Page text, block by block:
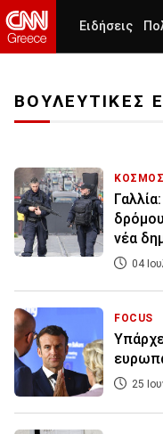
Ειδήσεις
ΒΟΥΛΕΥΤΙΚΕΣ
ΚΟΣΜΟΣ
νέα
04
FOCUS
25